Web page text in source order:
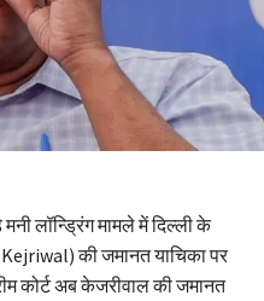
लॉन्ड्रिंग मामले में दिल्ली के
की जमानत याचिका पर
कोर्ट अब केजरीवाल की जमानत